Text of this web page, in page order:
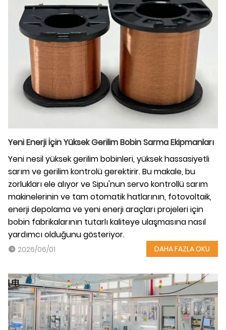
Yeni Enerji İçin Yüksek Gerilim Bobin Sarma Ekipmanları
Yeni nesil yüksek gerilim bobinleri, yüksek hassasiyetli
sarım ve gerilim kontrolü gerektirir. Bu makale, bu
zorlukları ele alıyor ve Sipu'nun servo kontrollü sarım
makinelerinin ve tam otomatik hatlarının, fotovoltaik,
enerji depolama ve yeni enerji araçları projeleri için
bobin fabrikalarının tutarlı kaliteye ulaşmasına nasıl
yardımcı olduğunu gösteriyor.
2026/06/01 DAHA FAZLA OKU